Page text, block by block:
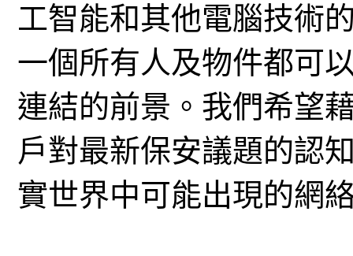
工智能和其他電腦技術
一個所有人及物件都可
連結的前景。我們希望
戶對最新保安議題的認
實世界中可能出現的網